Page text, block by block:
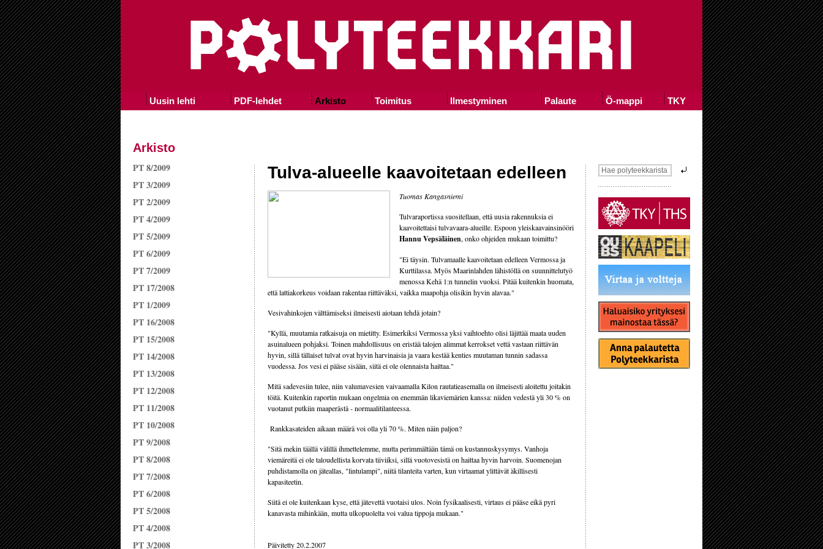
Uusin lehti PDF-lehdet Arkisto Toimitus Ilmestyminen Palaute Ö-mappi TKY
Arkisto
PT 8/2009
PT 3/2009
PT 2/2009
PT 4/2009
PT 5/2009
PT 6/2009
PT 7/2009
PT 17/2008
PT 1/2009
PT 16/2008
PT 15/2008
PT 14/2008
PT 13/2008
PT 12/2008
PT 11/2008
PT 10/2008
PT 9/2008
PT 8/2008
PT 7/2008
PT 6/2008
PT 5/2008
PT 4/2008
PT 3/2008
Tulva-alueelle kaavoitetaan edelleen
Tuomas Kangasniemi
Tulvaraportissa suositellaan, että uusia rakennuksia ei
kaavoitettaisi tulvavaara-alueille. Espoon yleiskaavainsinööri
Hannu Vepsäläinen, onko ohjeiden mukaan toimittu?
"Ei täysin. Tulvamaalle kaavoitetaan edelleen Vermossa ja
Kurttilassa. Myös Maarinlahden lähistöllä on suunnittelutyö
menossa Kehä 1:n tunnelin vuoksi. Pitää kuitenkin huomata,
että lattiakorkeus voidaan rakentaa riittäväksi, vaikka maapohja olisikin hyvin alavaa."
Vesivahinkojen välttämiseksi ilmeisesti aiotaan tehdä jotain?
"Kyllä, muutamia ratkaisuja on mietitty. Esimerkiksi Vermossa yksi vaihtoehto olisi läjittää maata uuden
asuinalueen pohjaksi. Toinen mahdollisuus on eristää talojen alimmat kerrokset vettä vastaan riittävän
hyvin, sillä tällaiset tulvat ovat hyvin harvinaisia ja vaara kestää kenties muutaman tunnin sadassa
vuodessa. Jos vesi ei pääse sisään, siitä ei ole olennaista haittaa."
Mitä sadevesiin tulee, niin valumavesien vaivaamalla Kilon rautatieasemalla on ilmeisesti aloitettu joitakin
töitä. Kuitenkin raportin mukaan ongelmia on enemmän likaviemärien kanssa: niiden vedestä yli 30 % on
vuotanut putkiin maaperästä - normaalitilanteessa.
Rankkasateiden aikaan määrä voi olla yli 70 %. Miten näin paljon?
"Sitä mekin täällä välillä ihmettelemme, mutta perimmältään tämä on kustannuskysymys. Vanhoja
viemäreitä ei ole taloudellista korvata tiiviiksi, sillä vuotovesistä on haittaa hyvin harvoin. Suomenojan
puhdistamolla on jäteallas, "lintulampi", niitä tilanteita varten, kun virtaamat ylittävät äkillisesti
kapasiteetin.
Siitä ei ole kuitenkaan kyse, että jätevettä vuotaisi ulos. Noin fysikaalisesti, virtaus ei pääse eikä pyri
kanavasta mihinkään, mutta ulkopuolelta voi valua tippoja mukaan."
Päivitetty 20.2.2007